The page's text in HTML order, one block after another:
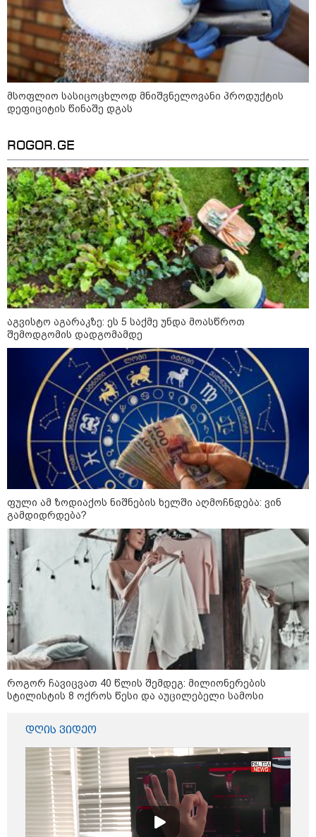
12:34 / 08-08-2026
რას აცხადებს ირაკლი კობახიძე
ელექტროენერგიის რამდენჯერმე
გათიშვასთან დაკავშირებით?
19:32 / 08-08-2026
"სიმბოლურია, რომ კობახიძის
მოღალატეობრივი განცხადება
საქართველოს
თავისუფლებისთვის შეწირული
გმირების მემორიალზე
გაკეთდა" - "ნაციონალური
მოძრაობა"
19:03 / 08-08-2026
"მკაცრად ვგმობთ ირაკლი
კობახიძის განცხადებას" -
"კოალიცია ცვლილებისთვის"
16:33 / 08-08-2026
"გიორგი ბარამიძემ რაღაც
არასწორად ჩამოაყალიბა,
მაგრამ ნამდვილად არ
ღალატზე დაფუძნებული
დიქტატურის მსახურებისგან" -
მიხეილ სააკაშვილი
16:22 / 08-08-2026
"აი, ეს არის სამშობლოს
ღალატი" - როგორ ეხმაურება
ნიკა გვარამია აგვისტოს ომთან
დაკავშირებით ირაკლი
კობახიძის განცხადებას?
კატეგორიის ყველა სიახლე
აზერბაიჯანის რკინიგზა ბაქო-
თბილისი-ბაქოს საერთაშორისო
მარშრუტზე ბილეთების გაყიდვის
პერიოდს ახანგრძლივებს
მსოფლიო სასიცოცხლოდ მნიშვნელოვანი პროდუქტის
დეფიციტის წინაშე დგას
ROGOR.GE
აგვისტო აგარაკზე: ეს 5 საქმე უნდა მოასწროთ
შემოდგომის დადგომამდე
ფული ამ ზოდიაქოს ნიშნების ხელში აღმოჩნდება: ვინ
გამდიდრდება?
როგორ ჩავიცვათ 40 წლის შემდეგ: მილიონერების
სტილისტის 8 ოქროს წესი და აუცილებელი სამოსი
დღის ვიდეო